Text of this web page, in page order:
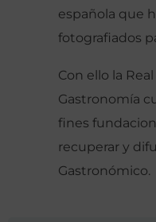
española que
fotografiados
Con ello la
Gastronomía
fines
recuperar y
Gastronómico.